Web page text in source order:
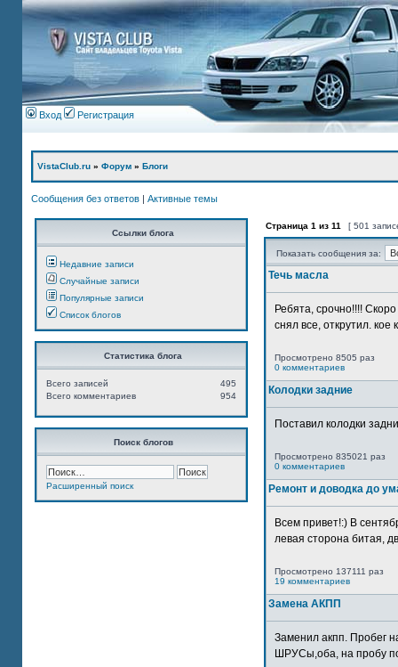
Вход Регистрация
VistaClub.ru » Форум » Блоги
Сообщения без ответов | Активные темы
Ссылки блога
Недавние записи
Случайные записи
Популярные записи
Список блогов
Статистика блога
495
Всего записей
954
Всего комментариев
Поиск блогов
Расширенный поиск
Страница 1 из 11 [ 501
Показать сообщения за:
Течь масла
Ребята, срочно!!!!
снял все, открутил. кое
Просмотрено 8505 раз
0 комментариев
Колодки задние
Поставил колодки
Просмотрено 835021 раз
0 комментариев
Ремонт и доводка до
Всем привет!:) В
левая сторона битая,
Просмотрено 137111 раз
19 комментариев
Замена АКПП
Заменил акпп. Пробег
ШРУСы,оба, на пробу